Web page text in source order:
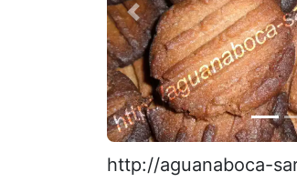
Anterior
http://aguanaboca-